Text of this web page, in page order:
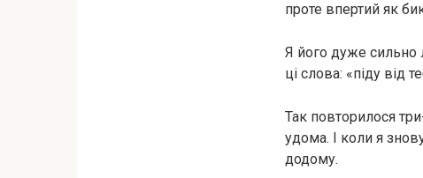
проте впертий як
Я його дуже сильно
ці слова: «піду від
Так повторилося
удома. І коли я
додому.